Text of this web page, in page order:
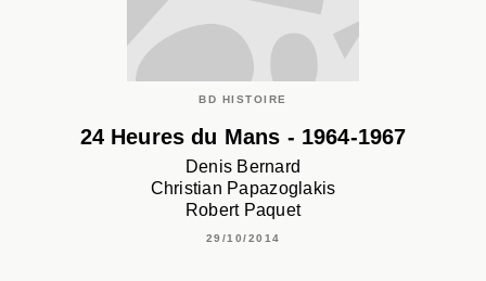
BD HISTOIRE
24 Heures du Mans - 1964-1967
Denis Bernard
Christian Papazoglakis
Robert Paquet
29/10/2014